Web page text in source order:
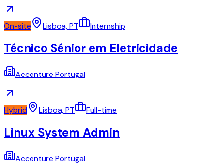
On-site Lisboa, PT Internship
Técnico Sénior em Eletricidade
Accenture Portugal
Hybrid Lisboa, PT Full-time
Linux System Admin
Accenture Portugal